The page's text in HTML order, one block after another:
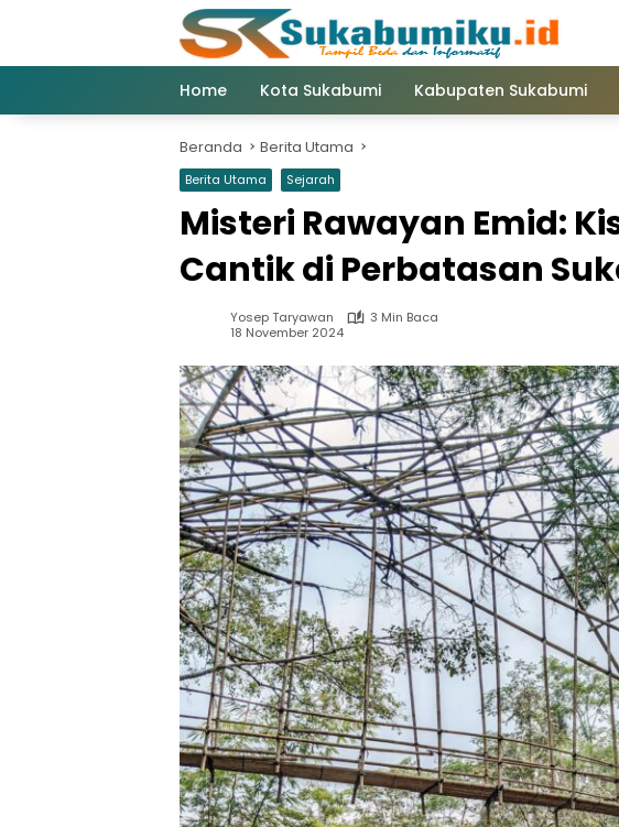
Home Kota Sukabumi Kabupaten Sukabumi
Beranda Berita Utama
Berita Utama Sejarah
Misteri Rawayan Emid:
Cantik di Perbatasan
Yosep Taryawan
3 Min Baca
18 November 2024